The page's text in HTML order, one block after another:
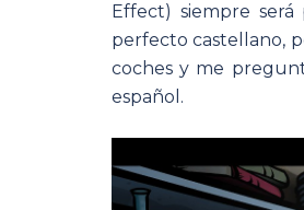
Effect) siempre
perfecto castellano,
coches y me
español.